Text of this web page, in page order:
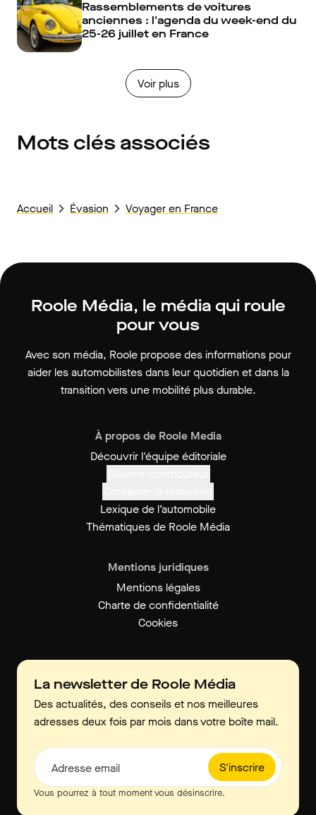
Rassemblements de voitures
anciennes : l'agenda du week-end du
25-26 juillet en France
Voir plus
Mots clés associés
Accueil Évasion Voyager en France
Roole Média, le média qui roule
pour vous
Avec son média, Roole propose des informations pour
aider les automobilistes dans leur quotidien et dans la
transition vers une mobilité plus durable.
À propos de Roole Media
Découvrir l'équipe éditoriale
Lexique de l’automobile
Thématiques de Roole Média
Mentions juridiques
Mentions légales
Charte de confidentialité
Cookies
La newsletter de Roole Média
Des actualités, des conseils et nos meilleures
adresses deux fois par mois dans votre boîte mail.
S'inscrire
Adresse email
Vous pourrez à tout moment vous désinscrire.